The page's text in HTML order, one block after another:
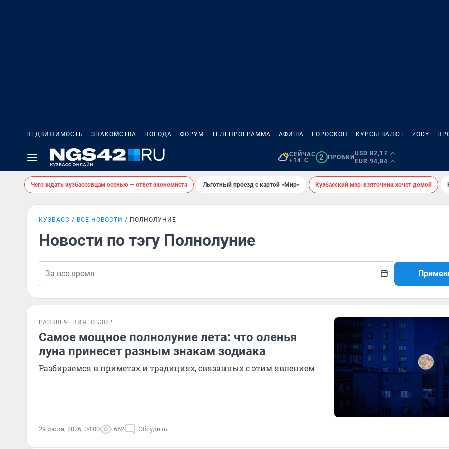
НЕДВИЖИМОСТЬ ЗНАКОМСТВА ПОГОДА ФОРУМ ТЕЛЕПРОГРАММА АФИША ГОРОСКОП КУРСЫ ВАЛЮТ ZODY
СЕЙЧАС
+14°C
2 ПРОБКИ
USD 82,17
EUR 94,84
Чего ждать кузбассовцам осенью — ответ экономиста Льготный проезд с картой «Мир» Кузбасский мэр-взяточник хочет домой
КУЗБАСС ВСЕ НОВОСТИ ПОЛНОЛУНИЕ
Новости по тэгу Полнолуние
РАЗВЛЕЧЕНИЯ ОБЗОР
Самое мощное полнолуние лета: что оленья
луна принесет разным знакам зодиака
Разбираемся в приметах и традициях, связанных с этим явлением
29 июля, 2026, 04:00 662 Обсудить